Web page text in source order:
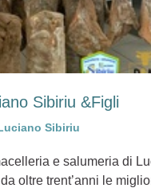
Sibiriu &Figli
Sibiriu
e salumeria di
oltre trent’anni le